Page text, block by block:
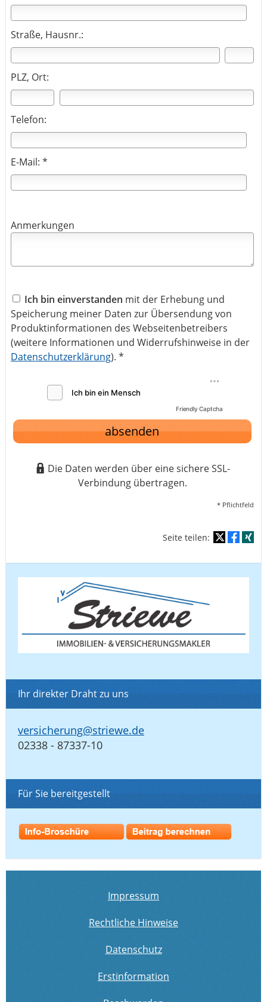
Straße, Hausnr.:
PLZ, Ort:
Telefon:
E-Mail: *
Anmerkungen
Ich bin einverstanden mit der Erhebung und
Speicherung meiner Daten zur Übersendung von
Produktinformationen des Webseitenbetreibers
(weitere Informationen und Widerrufshinweise in der
Datenschutzerklärung). *
Friendly Captcha
absenden
Die Daten werden über eine sichere SSL-
Verbindung übertragen.
* Pflichtfeld
Seite teilen:
Ihr direkter Draht zu uns
versicherung@striewe.de
02338 - 87337-10
Für Sie bereitgestellt
Impressum
Rechtliche Hinweise
Datenschutz
Erstinformation